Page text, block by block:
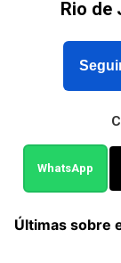
Rio de
WhatsApp
Últimas sobre